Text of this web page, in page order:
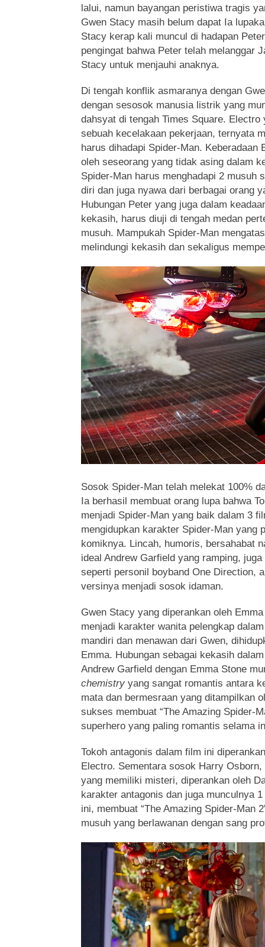
lalui, namun bayangan peristiwa tragis
Gwen Stacy masih belum dapat Ia
Stacy kerap kali muncul di hadapan
pengingat bahwa Peter telah melanggar
Stacy untuk menjauhi anaknya.
Di tengah konflik asmaranya dengan
dengan sesosok manusia listrik yang
dahsyat di tengah Times Square.
sebuah kecelakaan pekerjaan, ternyata
harus dihadapi Spider-Man. Keberadaan
oleh seseorang yang tidak asing dalam
Spider-Man harus menghadapi 2 musuh
diri dan juga nyawa dari berbagai orang
Hubungan Peter yang juga dalam
kekasih, harus diuji di tengah medan
musuh. Mampukah Spider-Man
melindungi kekasih dan sekaligus
Sosok Spider-Man telah melekat 100%
Ia berhasil membuat orang lupa bahwa
menjadi Spider-Man yang baik dalam 3
mengidupkan karakter Spider-Man yang
komiknya. Lincah, humoris, bersahabat
ideal Andrew Garfield yang ramping,
seperti personil boyband One Direction,
versinya menjadi sosok idaman.
Gwen Stacy yang diperankan oleh
menjadi karakter wanita pelengkap
mandiri dan menawan dari Gwen,
Emma. Hubungan sebagai kekasih
Andrew Garfield dengan Emma Stone
chemistry yang sangat romantis antara
mata dan bermesraan yang ditampilkan
sukses membuat “The Amazing Spider-
superhero yang paling romantis selama
Tokoh antagonis dalam film ini
Electro. Sementara sosok Harry
yang memiliki misteri, diperankan oleh
karakter antagonis dan juga munculnya
ini, membuat “The Amazing Spider-Man
musuh yang berlawanan dengan sang